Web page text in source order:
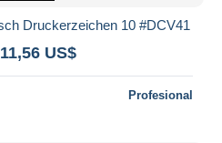
Druckerzeichen 10 #DCV41
US$
Profesional